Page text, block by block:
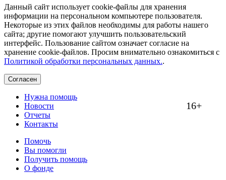
Данный сайт использует cookie-файлы для хранения
информации на персональном компьютере пользователя.
Некоторые из этих файлов необходимы для работы нашего
сайта; другие помогают улучшить пользовательский
интерфейс. Пользование сайтом означает согласие на
хранение cookie-файлов. Просим внимательно ознакомиться с
Политикой обработки персональных данных..
Согласен
16+
Нужна помощь
Новости
Отчеты
Контакты
Помочь
Вы помогли
Получить помощь
О фонде